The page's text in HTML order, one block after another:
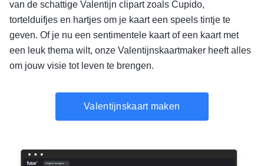
van de schattige Valentijn clipart zoals Cupido,
tortelduifjes en hartjes om je kaart een speels tintje te
geven. Of je nu een sentimentele kaart of een kaart met
een leuk thema wilt, onze Valentijnskaartmaker heeft alles
om jouw visie tot leven te brengen.
Valentijnskaart maken